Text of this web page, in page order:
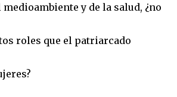
y de la salud, ¿no
roles que el patriarcado